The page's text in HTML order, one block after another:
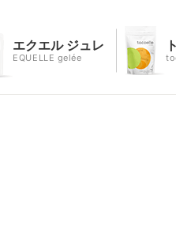
エクエル ジュレ
EQUELLE gelée